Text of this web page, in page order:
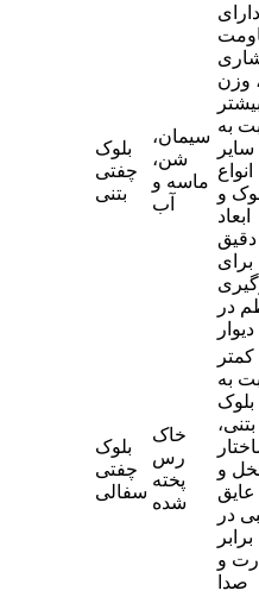
بلوک
چفتی
بتنی
سیمان،
شن،
ماسه و
آب
دارای
وزن
بیشتر
به
سایر
انواع
و
ابعاد
دقیق
برای
در
دیوار
بلوک
چفتی
سفالی
خاک
رس
پخته
شده
به
بلوک
بتنی،
و
عایق
در
برابر
و
صدا